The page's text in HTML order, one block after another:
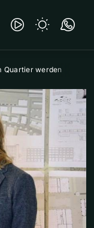
Quartier werden